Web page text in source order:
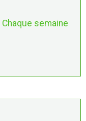
Chaque semaine